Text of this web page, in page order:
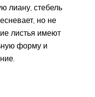
лиану, стебель
но не
листья имеют
форму и